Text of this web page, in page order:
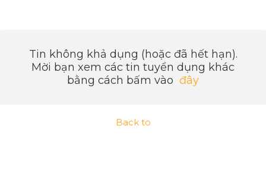
Tin không khả dụng (hoặc đã hết hạn).
Mời bạn xem các tin tuyển dụng khác
bằng cách bấm vào đây
Back to